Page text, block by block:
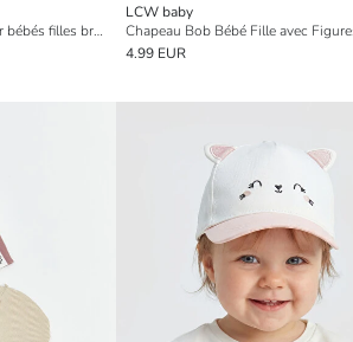
Casquette de baseball pour bébés filles brodée avec motif animal
LCW baby
4.99 EUR